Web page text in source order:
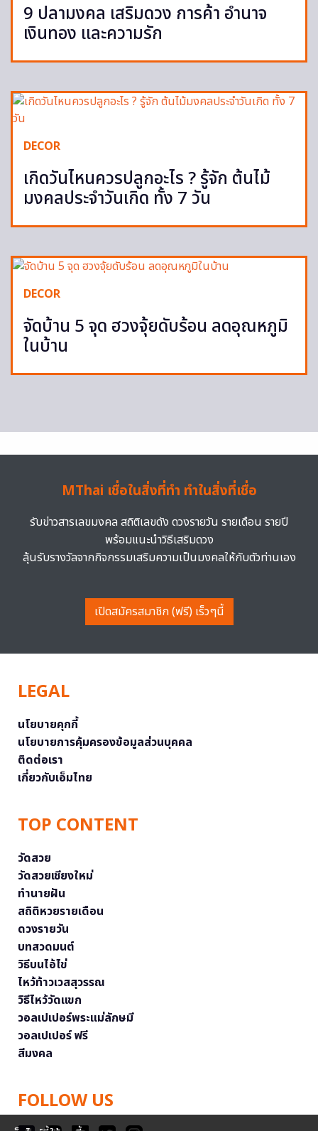
9 ปลามงคล เสริมดวง การค้า อำนาจ
เงินทอง และความรัก
DECOR
เกิดวันไหนควรปลูกอะไร ? รู้จัก ต้นไม้
มงคลประจำวันเกิด ทั้ง 7 วัน
DECOR
จัดบ้าน 5 จุด ฮวงจุ้ยดับร้อน ลดอุณหภูมิ
ในบ้าน
MThai เชื่อในสิ่งที่ทำ ทำในสิ่งที่เชื่อ
รับข่าวสารเลขมงคล สถิติเลขดัง ดวงรายวัน รายเดือน รายปี
พร้อมแนะนำวิธีเสริมดวง
ลุ้นรับรางวัลจากกิจกรรมเสริมความเป็นมงคลให้กับตัวท่านเอง
เปิดสมัครสมาชิก (ฟรี) เร็วๆนี้
LEGAL
นโยบายคุกกี้
นโยบายการคุ้มครองข้อมูลส่วนบุคคล
ติดต่อเรา
เกี่ยวกับเอ็มไทย
TOP CONTENT
วัดสวย
วัดสวยเชียงใหม่
ทำนายฝัน
สถิติหวยรายเดือน
ดวงรายวัน
บทสวดมนต์
วิธีบนไอ้ไข่
ไหว้ท้าวเวสสุวรรณ
วิธีไหว้วัดแขก
วอลเปเปอร์พระแม่ลักษมี
วอลเปเปอร์ ฟรี
สีมงคล
FOLLOW US